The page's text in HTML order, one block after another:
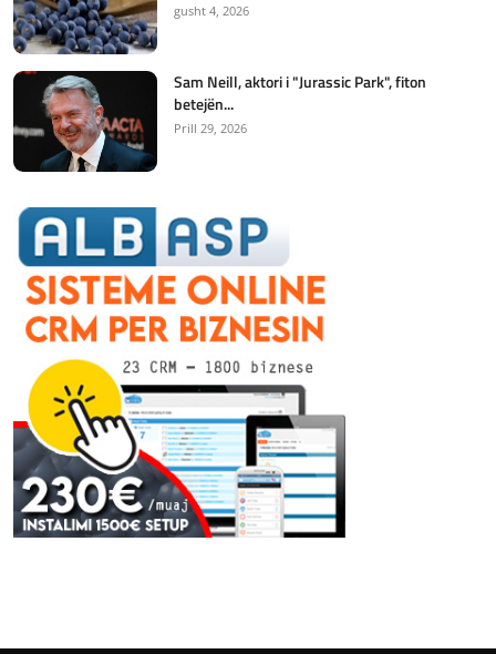
gusht 4, 2026
Sam Neill, aktori i "Jurassic Park", fiton
betejën...
Prill 29, 2026